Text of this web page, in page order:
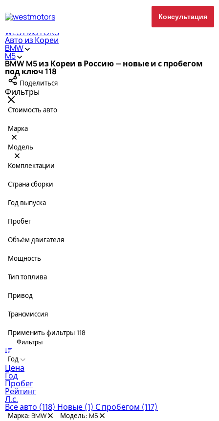
Консультация
WESTMOTORS
Авто из Кореи
BMW
M5
BMW M5 из Кореи в Россию — новые и с пробегом
под ключ 118
Поделиться
Фильтры
Стоимость авто
Марка
Модель
Комплектации
Страна сборки
Год выпуска
Пробег
Объём двигателя
Мощность
Тип топлива
Привод
Трансмиссия
Применить фильтры 118
Фильтры
Год
Цена
Год
Пробег
Рейтинг
Л.с.
Все авто (118) Новые (1) С пробегом (117)
Марка: BMW Модель: M5